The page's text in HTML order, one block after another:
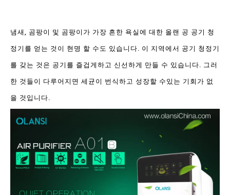
냄새, 곰팡이 및 곰팡이가 가장 흔한 욕실에 대한 올랜 공 공기 청
정기를 얻는 것이 현명 할 수도 있습니다. 이 지역에서 공기 청정기
를 갖는 것은 공기를 즐겁게하고 신선하게 만들 수 있습니다. 그러
한 것들이 다루어지면 세균이 번식하고 성장할 수있는 기회가 없
을 것입니다.